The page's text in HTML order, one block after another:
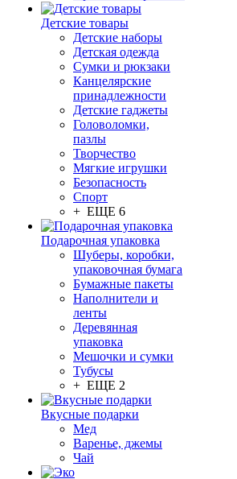
Детские товары
Детские наборы
Детская одежда
Сумки и рюкзаки
Канцелярские
принадлежности
Детские гаджеты
Головоломки,
пазлы
Творчество
Мягкие игрушки
Безопасность
Спорт
+ ЕЩЕ 6
Подарочная упаковка
Шуберы, коробки,
упаковочная бумага
Бумажные пакеты
Наполнители и
ленты
Деревянная
упаковка
Мешочки и сумки
Тубусы
+ ЕЩЕ 2
Вкусные подарки
Мед
Варенье, джемы
Чай